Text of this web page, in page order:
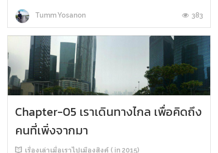
Tumm Yosanon 383
Chapter-05 เราเดินทางไกล เพื่อคิดถึง
คนที่เพิ่งจากมา
เรื่องเล่าเมื่อเราไปเมืองสิงค์ ( in 2015)